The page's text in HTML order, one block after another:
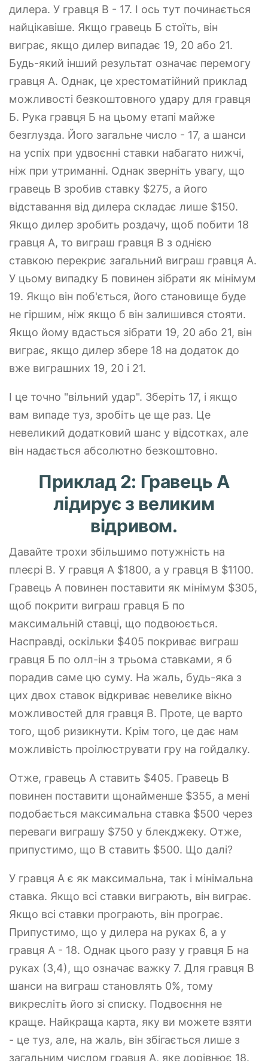
дилера. У гравця B - 17. І ось тут починається
найцікавіше. Якщо гравець Б стоїть, він
виграє, якщо дилер випадає 19, 20 або 21.
Будь-який інший результат означає перемогу
гравця А. Однак, це хрестоматійний приклад
можливості безкоштовного удару для гравця
Б. Рука гравця Б на цьому етапі майже
безглузда. Його загальне число - 17, а шанси
на успіх при удвоєнні ставки набагато нижчі,
ніж при утриманні. Однак зверніть увагу, що
гравець B зробив ставку $275, а його
відставання від дилера складає лише $150.
Якщо дилер зробить роздачу, щоб побити 18
гравця А, то виграш гравця В з однією
ставкою перекриє загальний виграш гравця А.
У цьому випадку Б повинен зібрати як мінімум
19. Якщо він поб'ється, його становище буде
не гіршим, ніж якщо б він залишився стояти.
Якщо йому вдасться зібрати 19, 20 або 21, він
виграє, якщо дилер збере 18 на додаток до
вже виграшних 19, 20 і 21.
І це точно "вільний удар". Зберіть 17, і якщо
вам випаде туз, зробіть це ще раз. Це
невеликий додатковий шанс у відсотках, але
він надається абсолютно безкоштовно.
Приклад 2: Гравець А
лідирує з великим
відривом.
Давайте трохи збільшимо потужність на
плеєрі B. У гравця A $1800, а у гравця B $1100.
Гравець А повинен поставити як мінімум $305,
щоб покрити виграш гравця Б по
максимальній ставці, що подвоюється.
Насправді, оскільки $405 покриває виграш
гравця Б по олл-ін з трьома ставками, я б
порадив саме цю суму. На жаль, будь-яка з
цих двох ставок відкриває невелике вікно
можливостей для гравця В. Проте, це варто
того, щоб ризикнути. Крім того, це дає нам
можливість проілюструвати гру на гойдалку.
Отже, гравець А ставить $405. Гравець B
повинен поставити щонайменше $355, а мені
подобається максимальна ставка $500 через
переваги виграшу $750 у блекджеку. Отже,
припустимо, що B ставить $500. Що далі?
У гравця А є як максимальна, так і мінімальна
ставка. Якщо всі ставки виграють, він виграє.
Якщо всі ставки програють, він програє.
Припустимо, що у дилера на руках 6, а у
гравця А - 18. Однак цього разу у гравця Б на
руках (3,4), що означає важку 7. Для гравця B
шанси на виграш становлять 0%, тому
викресліть його зі списку. Подвоєння не
краще. Найкраща карта, яку ви можете взяти
- це туз, але, на жаль, він збігається лише з
загальним числом гравця А, яке дорівнює 18.